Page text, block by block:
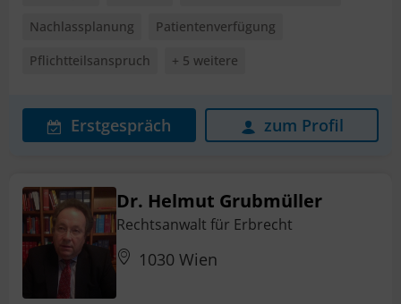
Nachlassplanung
Patientenverfügung
Pflichtteilsanspruch
+ 5 weitere
Erstgespräch zum Profil
Dr. Helmut Grubmüller
Rechtsanwalt für Erbrecht
1030 Wien